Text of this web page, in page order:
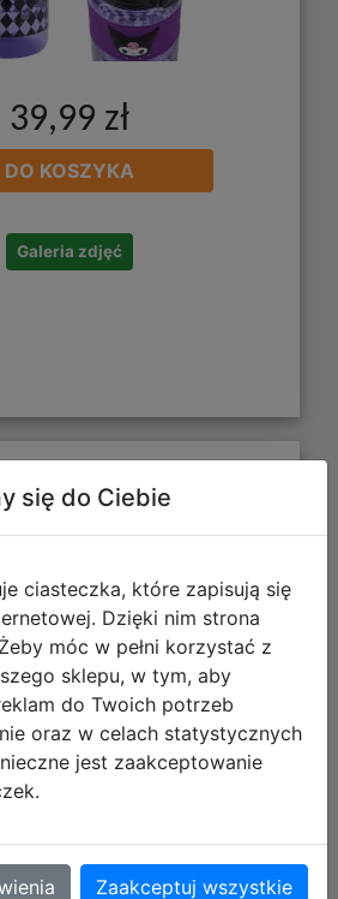
39,99 zł
DO KOSZYKA
Galeria zdjęć
Mil Kuromi
14034PTR
24,99 zł
się do Ciebie
ciasteczka, które zapisują się
Dzięki nim strona
móc w pełni korzystać z
sklepu, w tym, aby
do Twoich potrzeb
oraz w celach statystycznych
jest zaakceptowanie
Zaakceptuj wszystkie